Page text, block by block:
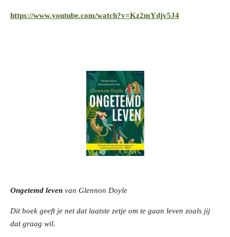
https://www.youtube.com/watch?v=Kz2mYdjv5J4
Ongetemd leven van Glennon Doyle
Dit boek geeft je net dat laatste zetje om te gaan leven zoals jij
dat graag wil.